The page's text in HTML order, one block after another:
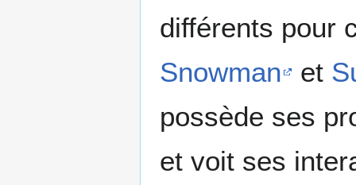
différents pour
Snowman
et
possède ses
et voit ses